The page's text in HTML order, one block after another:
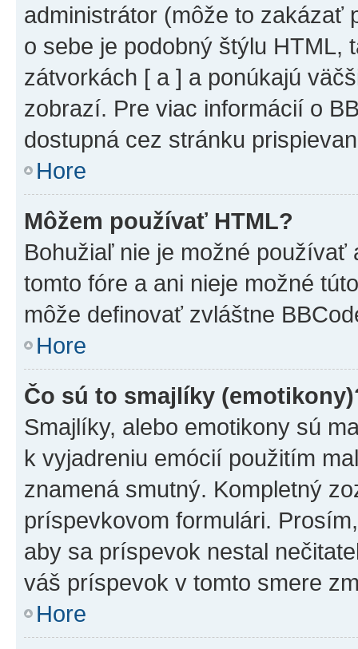
administrátor (môže to zakázať
o sebe je podobný štýlu HTML,
zátvorkách [ a ] a ponúkajú
zobrazí. Pre viac informácií o
dostupná cez stránku
Hore
Môžem používať HTML?
Bohužiaľ nie je možné
tomto fóre a ani nieje možné
môže definovať zvláštne
Hore
Čo sú to smajlíky
Smajlíky, alebo emotikony sú
k vyjadreniu emócií použitím
znamená smutný. Kompletný
príspevkovom formulári.
aby sa príspevok nestal
váš príspevok v tomto smere
Hore